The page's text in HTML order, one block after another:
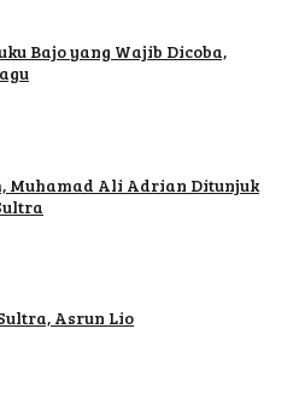
Bajo yang Wajib Dicoba,
Muhamad Ali Adrian Ditunjuk
Asrun Lio